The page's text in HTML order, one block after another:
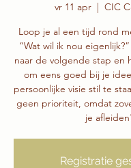
vr 11 apr
  |
CIC
Loop je al een tijd rond
“Wat wil ik nou
naar de volgende stap en
om eens goed bij je
persoonlijke visie stil te
geen prioriteit, omdat
je
Registratie